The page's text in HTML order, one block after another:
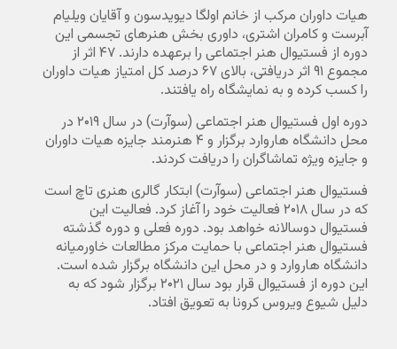
هیات داوران مرکب از خانم اولگا دیویدسون و آقایان ویلیام
آبرست و کامران اشتری، داوری بخش هنرهای تجسمی این
دوره از فستیوال هنر اجتماعی را برعهده دارند. ۴۷ اثر از
مجموع ۹۱ اثر دریافتی، بالای ۶۷ درصد کل امتیاز هیات داوران
را کسب کرده و به نمایشگاه راه یافتند.
دوره اول فستیوال هنر اجتماعی (سوآرت) در سال ۲۰۱۹ در
محل دانشگاه هاروارد برگزار و ۴ هنرمند جایزه هیات داوران
و جایزه ویژه تماشاگران را دریافت کردند.
فستیوال هنر اجتماعی (سوآرت) ابتکار گالری هنری تاچ است
که در سال ۲۰۱۸ فعالیت خود را آغاز کرد. فعالیت این
فستیوال دوسالانه خواهد بود. دوره فعلی و دوره گذشته
فستیوال هنر اجتماعی با حمایت مرکز مطالعات خاورمیانه
دانشگاه هاروارد و در محل این دانشگاه برگزار شده است.
این دوره از فستیوال قرار بود سال ۲۰۲۱ برگزار شود که به
دلیل شیوع ویروس کرونا به تعویق افتاد.